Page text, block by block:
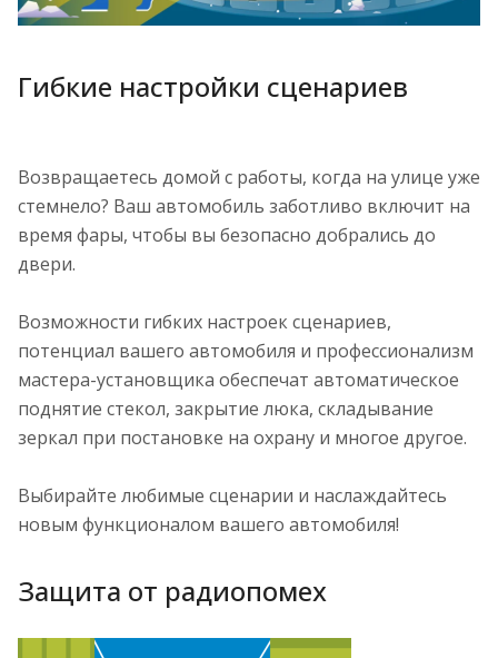
Гибкие настройки сценариев
Возвращаетесь домой с работы, когда на улице уже
стемнело? Ваш автомобиль заботливо включит на
время фары, чтобы вы безопасно добрались до
двери.
Возможности гибких настроек сценариев,
потенциал вашего автомобиля и профессионализм
мастера-установщика обеспечат автоматическое
поднятие стекол, закрытие люка, складывание
зеркал при постановке на охрану и многое другое.
Выбирайте любимые сценарии и наслаждайтесь
новым функционалом вашего автомобиля!
Защита от радиопомех